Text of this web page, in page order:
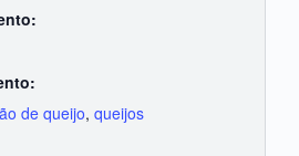
de queijo, queijos